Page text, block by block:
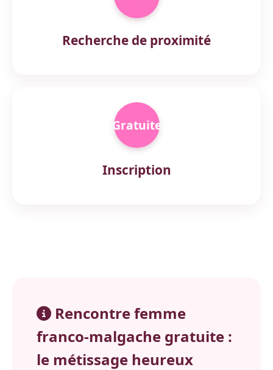
Recherche de proximité
Gratuite
Inscription
Rencontre femme
franco-malgache gratuite :
le métissage heureux